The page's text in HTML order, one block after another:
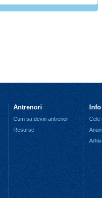
Antrenori
Cum sa devin antrenor
Resurse
Info
Cele